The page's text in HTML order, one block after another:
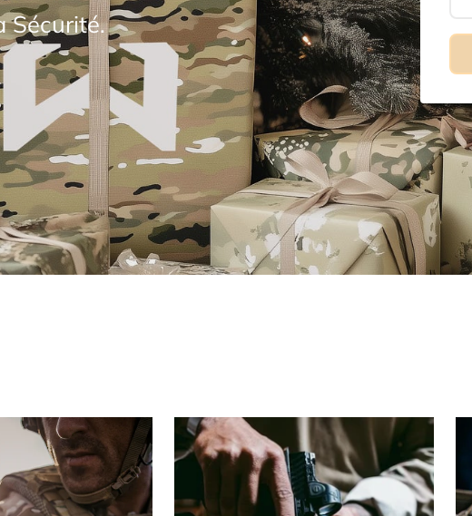
Sécurité.
Sangles de
combat
Chaussures
d'intervention
Holsters SP
2022
Porte-
équipements
Bâtons
télescopiques
Lacrymogènes
Coutellerie
Lampes
frontales &
Kits de survie
Bipieds Crosses Garde-mains